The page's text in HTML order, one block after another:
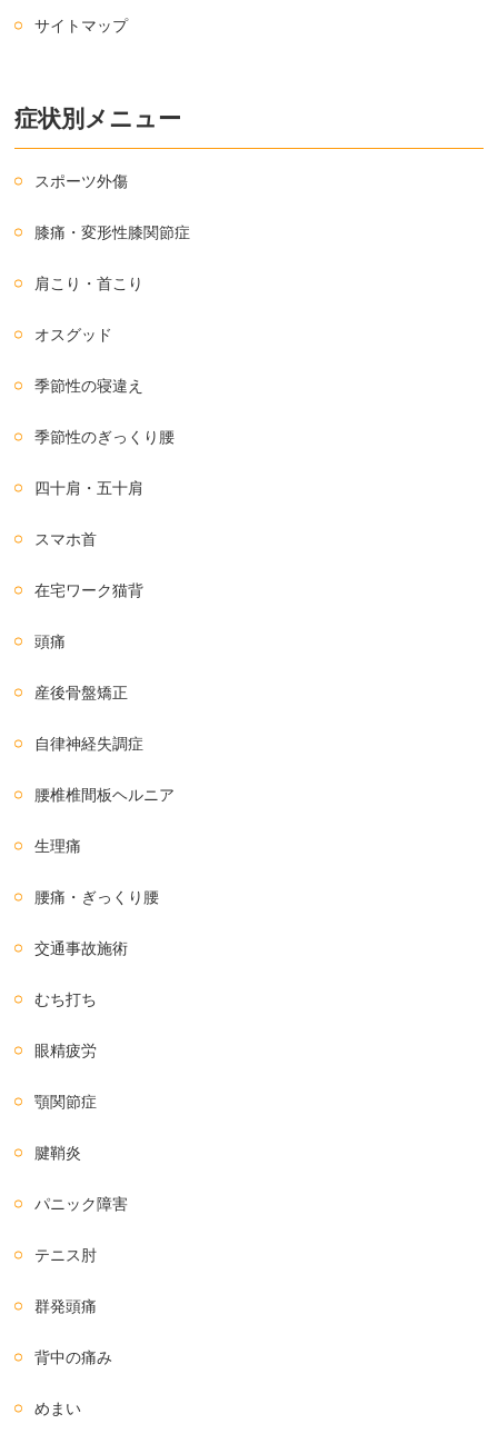
サイトマップ
症状別メニュー
スポーツ外傷
膝痛・変形性膝関節症
肩こり・首こり
オスグッド
季節性の寝違え
季節性のぎっくり腰
四十肩・五十肩
スマホ首
在宅ワーク猫背
頭痛
産後骨盤矯正
自律神経失調症
腰椎椎間板ヘルニア
生理痛
腰痛・ぎっくり腰
交通事故施術
むち打ち
眼精疲労
顎関節症
腱鞘炎
パニック障害
テニス肘
群発頭痛
背中の痛み
めまい